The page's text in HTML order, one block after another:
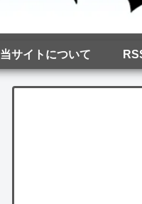
当サイトについて